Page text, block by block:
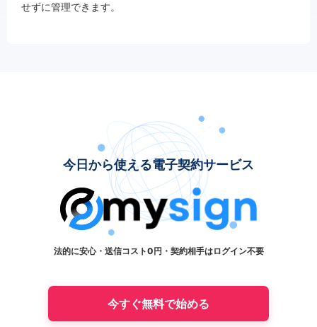
せずに管理できます。
今日から使える電子契約サービス
法的に安心・送信コスト0円・契約相手はログイン不要
今すぐ無料で始める